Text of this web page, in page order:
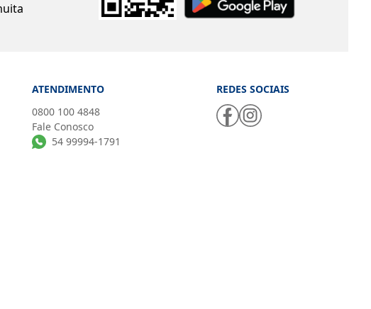
ATENDIMENTO
0800 100 4848
Fale Conosco
54 99994-1791
REDES SOCIAIS